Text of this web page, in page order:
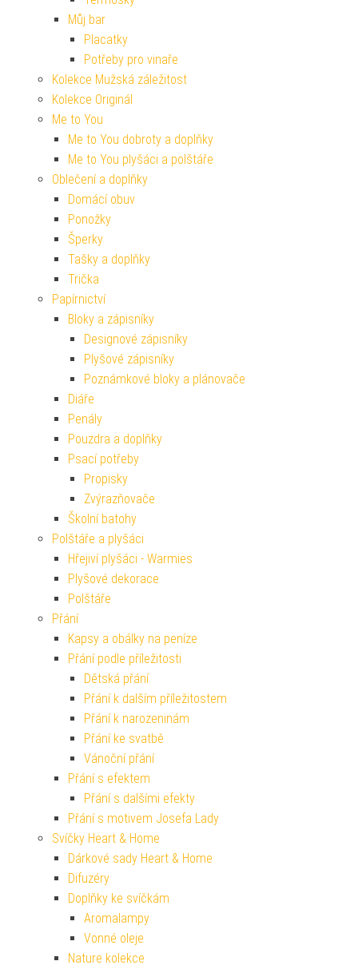
Můj bar
Placatky
Potřeby pro vinaře
Kolekce Mužská záležitost
Kolekce Originál
Me to You
Me to You dobroty a doplňky
Me to You plyšáci a polštáře
Oblečení a doplňky
Domácí obuv
Ponožky
Šperky
Tašky a doplňky
Trička
Papírnictví
Bloky a zápisníky
Designové zápisníky
Plyšové zápisníky
Poznámkové bloky a plánovače
Diáře
Penály
Pouzdra a doplňky
Psací potřeby
Propisky
Zvýrazňovače
Školní batohy
Polštáře a plyšáci
Hřejiví plyšáci - Warmies
Plyšové dekorace
Polštáře
Přání
Kapsy a obálky na peníze
Přání podle příležitosti
Dětská přání
Přání k dalším příležitostem
Přání k narozeninám
Přání ke svatbě
Vánoční přání
Přání s efektem
Přání s dalšími efekty
Přání s motivem Josefa Lady
Svíčky Heart & Home
Dárkové sady Heart & Home
Difuzéry
Doplňky ke svíčkám
Aromalampy
Vonné oleje
Nature kolekce